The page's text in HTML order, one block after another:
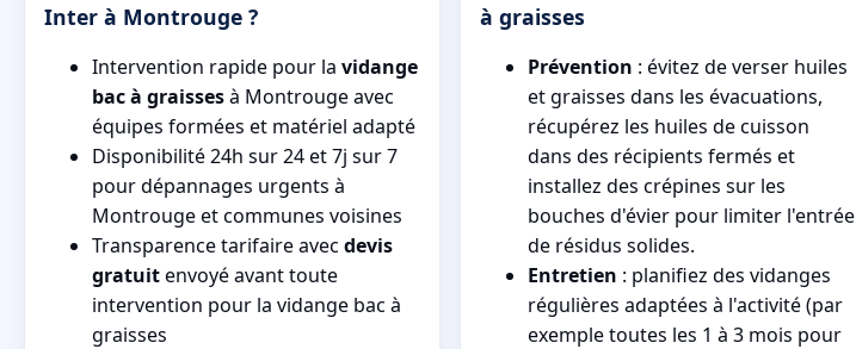
Inter à Montrouge ?
Intervention rapide pour la vidange
bac à graissesà Montrouge avec
équipes formées et matériel adapté
Disponibilité 24h sur 24 et 7j sur 7
pour dépannages urgents à
Montrouge et communes voisines
Transparence tarifaire avec devis
gratuitenvoyé avant toute
intervention pour la vidange bac à
graisses
à graisses
Prévention : évitez de verser huiles
et graisses dans les évacuations,
récupérez les huiles de cuisson
dans des récipients fermés et
installez des crépines sur les
bouches d'évier pour limiter l'entrée
de résidus solides.
Entretien : planifiez des vidanges
régulières adaptées à l'activité (par
exemple toutes les 1 à 3 mois pour